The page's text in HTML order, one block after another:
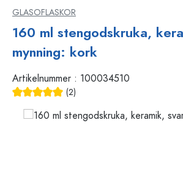
GLASOFLASKOR
160 ml stengodskruka,
mynning: kork
Artikelnummer : 100034510
(2)